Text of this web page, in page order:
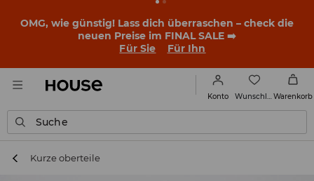
OMG, wie günstig! Lass dich überraschen – check die
neuen Preise im FINAL SALE ➡️
Für Sie
Für Ihn
Konto Warenkorb
Suche
Kurze oberteile